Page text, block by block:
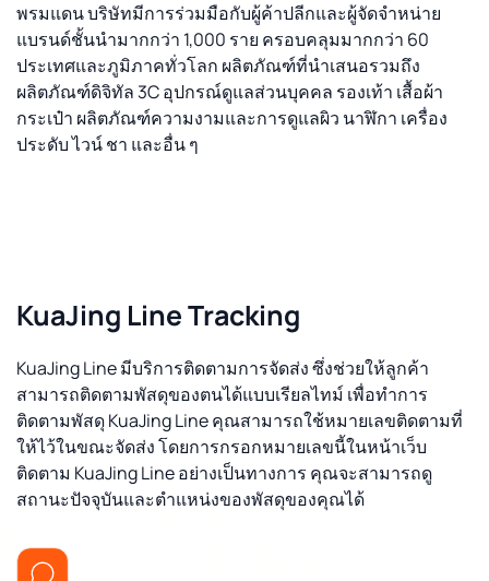
พรมแดน บริษัทมีการร่วมมือกับผู้ค้าปลีกและผู้จัดจำหน่าย
แบรนด์ชั้นนำมากกว่า 1,000 ราย ครอบคลุมมากกว่า 60
ประเทศและภูมิภาคทั่วโลก ผลิตภัณฑ์ที่นำเสนอรวมถึง
ผลิตภัณฑ์ดิจิทัล 3C อุปกรณ์ดูแลส่วนบุคคล รองเท้า เสื้อผ้า
กระเป๋า ผลิตภัณฑ์ความงามและการดูแลผิว นาฬิกา เครื่อง
ประดับ ไวน์ ชา และอื่น ๆ
KuaJing Line Tracking
KuaJing Line มีบริการติดตามการจัดส่ง ซึ่งช่วยให้ลูกค้า
สามารถติดตามพัสดุของตนได้แบบเรียลไทม์ เพื่อทำการ
ติดตามพัสดุ KuaJing Line คุณสามารถใช้หมายเลขติดตามที่
ให้ไว้ในขณะจัดส่ง โดยการกรอกหมายเลขนี้ในหน้าเว็บ
ติดตาม KuaJing Line อย่างเป็นทางการ คุณจะสามารถดู
สถานะปัจจุบันและตำแหน่งของพัสดุของคุณได้